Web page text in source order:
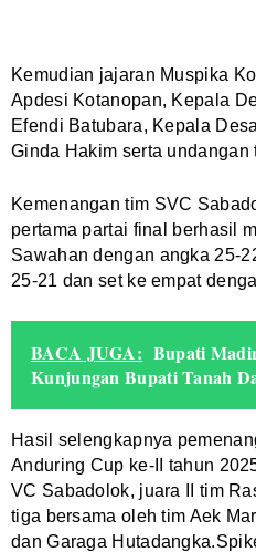
Kemudian jajaran Muspika
Apdesi Kotanopan, Kepala
Efendi Batubara, Kepala
Ginda Hakim serta undangan
Kemenangan tim SVC
pertama partai final berhasil
Sawahan dengan angka 25-
25-21 dan set ke empat
BACA JUGA: Bupati
Kunjungan Bupati Tanah
Hasil selengkapnya
Anduring Cup ke-II tahun
VC Sabadolok, juara II tim
tiga bersama oleh tim Aek
dan Garaga